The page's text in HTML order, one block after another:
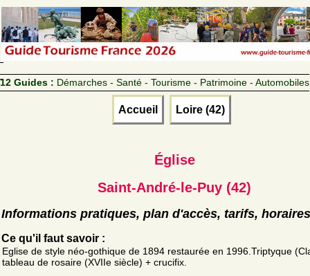
12 Guides : Démarches - Santé - Tourisme - Patrimoine - Automobiles
Accueil Loire (42)
Église
Saint-André-le-Puy (42)
Informations pratiques, plan d'accès, tarifs, horaires
Ce qu'il faut savoir :
Eglise de style néo-gothique de 1894 restaurée en 1996.Triptyque
tableau de rosaire (XVIIe siècle) + crucifix.